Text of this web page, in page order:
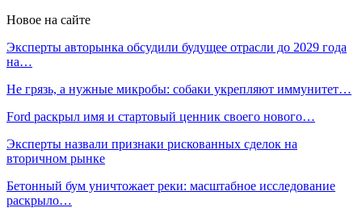
Новое на сайте
Эксперты авторынка обсудили будущее отрасли до 2029 года
на…
Не грязь, а нужные микробы: собаки укрепляют иммунитет…
Ford раскрыл имя и стартовый ценник своего нового…
Эксперты назвали признаки рискованных сделок на
вторичном рынке
Бетонный бум уничтожает реки: масштабное исследование
раскрыло…